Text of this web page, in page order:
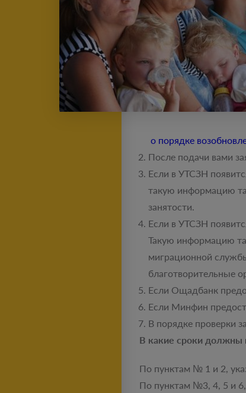
о порядке
После подачи вами
Если в УТСЗН
такую информацию
занятости.
Если в УТСЗН
Такую информацию
миграционной
благотворительные
Если Ощадбанк
Если Минфин
В порядке проверки
В какие сроки должны
По пунктам № 1 и 2,
По пунктам №3, 4, 5 и 6,